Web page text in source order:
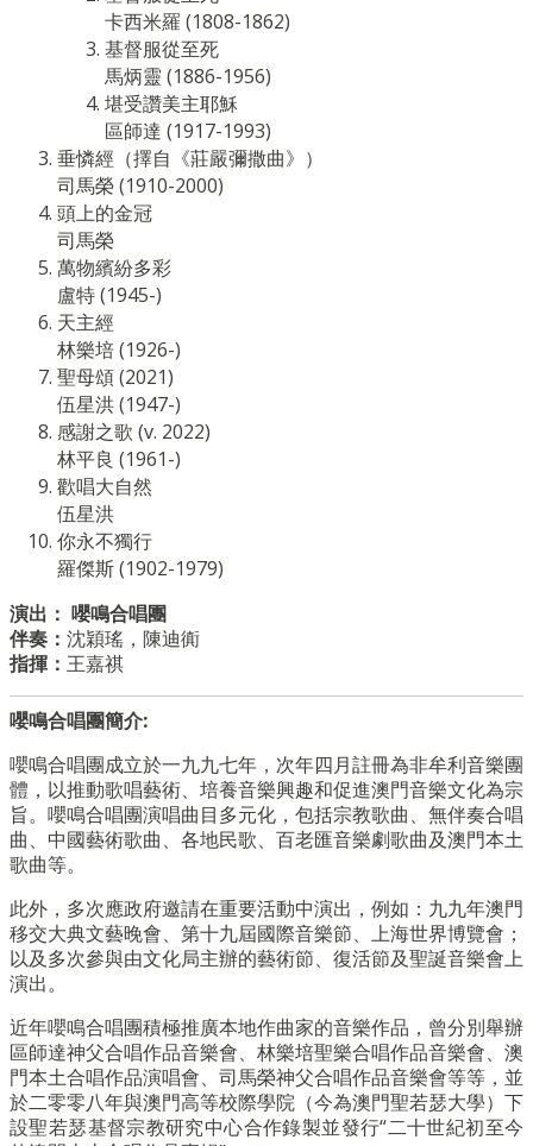
卡西米羅 (1808-1862)
基督服從至死
馬炳靈 (1886-1956)
堪受讚美主耶穌
區師達 (1917-1993)
垂憐經（擇自《莊嚴彌撒曲》）
司馬榮 (1910-2000)
頭上的金冠
司馬榮
萬物繽紛多彩
盧特 (1945-)
天主經
林樂培 (1926-)
聖母頌 (2021)
伍星洪 (1947-)
感謝之歌 (v. 2022)
林平良 (1961-)
歡唱大自然
伍星洪
你永不獨行
羅傑斯 (1902-1979)
演出： 嚶鳴合唱團
伴奏： 沈穎瑤，陳迪衠
指揮： 王嘉祺
嚶鳴合唱團簡介:
嚶鳴合唱團成立於一九九七年，次年四月註冊為非牟利音樂團
體，以推動歌唱藝術、培養音樂興趣和促進澳門音樂文化為宗
旨。嚶鳴合唱團演唱曲目多元化，包括宗教歌曲、無伴奏合唱
曲、中國藝術歌曲、各地民歌、百老匯音樂劇歌曲及澳門本土
歌曲等。
此外，多次應政府邀請在重要活動中演出，例如：九九年澳門
移交大典文藝晚會、第十九屆國際音樂節、上海世界博覽會；
以及多次參與由文化局主辦的藝術節、復活節及聖誕音樂會上
演出。
近年嚶鳴合唱團積極推廣本地作曲家的音樂作品，曾分別舉辦
區師達神父合唱作品音樂會、林樂培聖樂合唱作品音樂會、澳
門本土合唱作品演唱會、司馬榮神父合唱作品音樂會等等，並
於二零零八年與澳門高等校際學院（今為澳門聖若瑟大學）下
設聖若瑟基督宗教研究中心合作錄製並發行“二十世紀初至今